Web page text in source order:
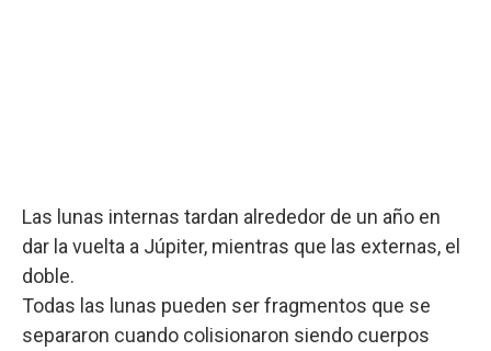
Las lunas internas tardan alrededor de un año en
dar la vuelta a Júpiter, mientras que las externas, el
doble.
Todas las lunas pueden ser fragmentos que se
separaron cuando colisionaron siendo cuerpos